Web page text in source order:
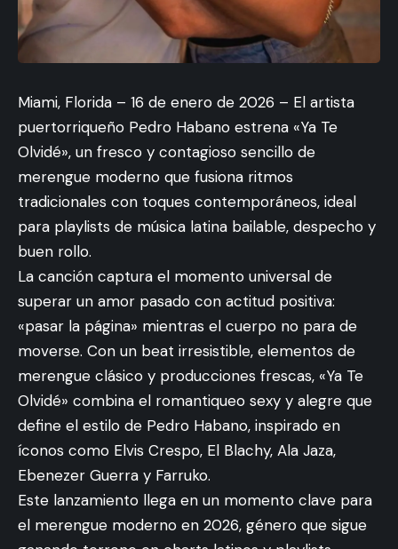
Miami, Florida – 16 de enero de 2026 – El artista
puertorriqueño Pedro Habano estrena «Ya Te
Olvidé», un fresco y contagioso sencillo de
merengue moderno que fusiona ritmos
tradicionales con toques contemporáneos, ideal
para playlists de música latina bailable, despecho y
buen rollo.
La canción captura el momento universal de
superar un amor pasado con actitud positiva:
«pasar la página» mientras el cuerpo no para de
moverse. Con un beat irresistible, elementos de
merengue clásico y producciones frescas, «Ya Te
Olvidé» combina el romantiqueo sexy y alegre que
define el estilo de Pedro Habano, inspirado en
íconos como Elvis Crespo, El Blachy, Ala Jaza,
Ebenezer Guerra y Farruko.
Este lanzamiento llega en un momento clave para
el merengue moderno en 2026, género que sigue